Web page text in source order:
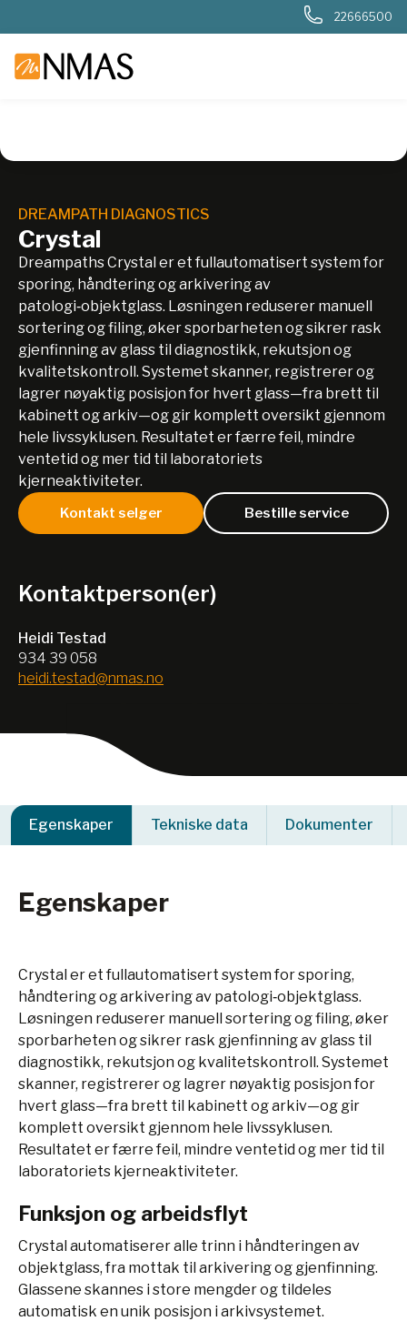
22666500
DREAMPATH DIAGNOSTICS
Crystal
Dreampaths Crystal er et fullautomatisert system for
sporing, håndtering og arkivering av
patologi‑objektglass. Løsningen reduserer manuell
sortering og filing, øker sporbarheten og sikrer rask
gjenfinning av glass til diagnostikk, rekutsjon og
kvalitetskontroll. Systemet skanner, registrerer og
lagrer nøyaktig posisjon for hvert glass—fra brett til
kabinett og arkiv—og gir komplett oversikt gjennom
hele livssyklusen. Resultatet er færre feil, mindre
ventetid og mer tid til laboratoriets
kjerneaktiviteter.
Kontakt selger Bestille service
Kontaktperson(er)
Heidi Testad
934 39 058
heidi.testad@nmas.no
Egenskaper Tekniske data Dokumenter
Egenskaper
Crystal er et fullautomatisert system for sporing,
håndtering og arkivering av patologi‑objektglass.
Løsningen reduserer manuell sortering og filing, øker
sporbarheten og sikrer rask gjenfinning av glass til
diagnostikk, rekutsjon og kvalitetskontroll. Systemet
skanner, registrerer og lagrer nøyaktig posisjon for
hvert glass—fra brett til kabinett og arkiv—og gir
komplett oversikt gjennom hele livssyklusen.
Resultatet er færre feil, mindre ventetid og mer tid til
laboratoriets kjerneaktiviteter.
Funksjon og arbeidsflyt
Crystal automatiserer alle trinn i håndteringen av
objektglass, fra mottak til arkivering og gjenfinning.
Glassene skannes i store mengder og tildeles
automatisk en unik posisjon i arkivsystemet.